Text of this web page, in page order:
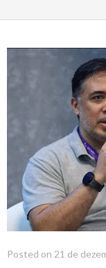
Posted on 21 de